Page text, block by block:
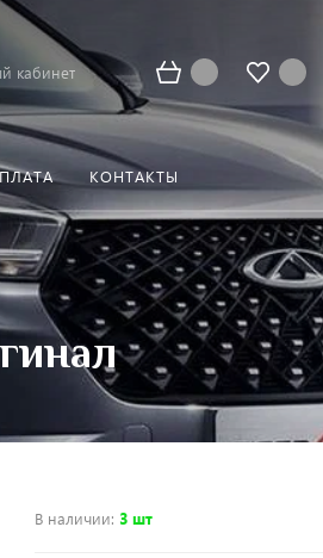
кабинет
КОНТАКТЫ
В наличии: 3 шт